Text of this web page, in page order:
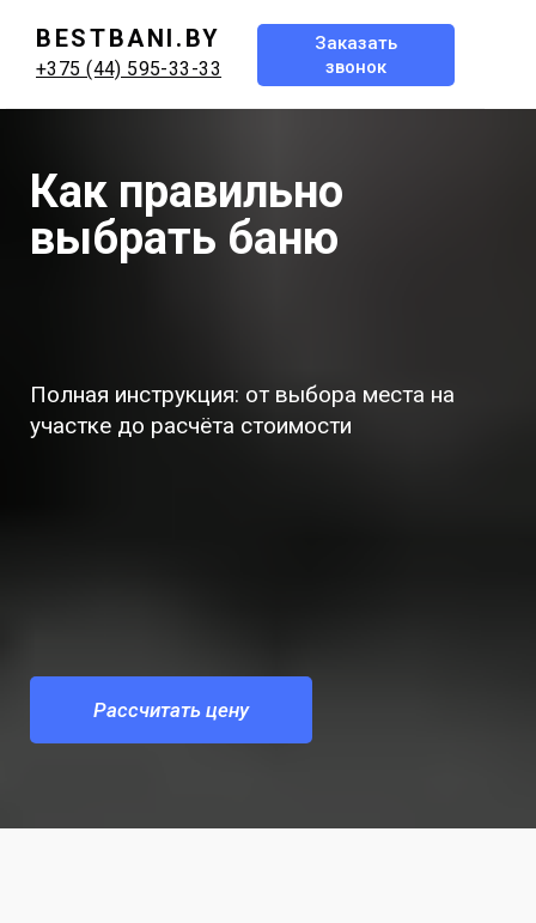
+375 (44) 595-33-33
Заказать
звонок
BESTBANI.BY
Рассчитать цену
Полная инструкция: от выбора места на
участке до расчёта стоимости
Как правильно
выбрать баню